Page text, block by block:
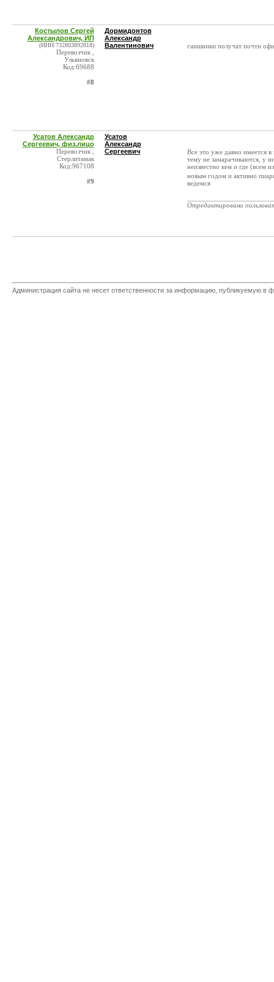
Костылов Сергей
Александрович, ИП
(ИНН:732803892818)
Перевозчик ,
Ульяновск
Код:69688
#8
Дормидонтов
Александр
Валентинович
гаишники получат почти
Усатов Александр
Сергеевич, физ.лицо
Перевозчик ,
Стерлитамак
Код:967108
#9
Усатов
Александр
Сергеевич
Все это уже давно имеется
тему не замарачиваются, у
неизвестно кем и где (всем
новым годом и активно
ведемся
Отредактировано
Администрация сайта не несет ответственности за информацию, публикуемую